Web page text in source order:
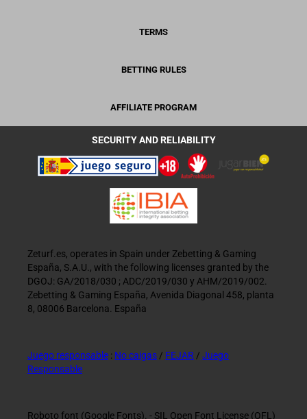
TERMS
BETTING RULES
AFFILIATE PROGRAM
SECURITY AND RELIABILITY
Zeturf.es, operates in Spain under Zebetting & Gaming
España, S.A.U., with the following licenses granted by the
DGOJ: GA/2018/030 ; ADC/2019/030 y AHM/2019/002.
Zebetting & Gaming España, Avenida Diagonal 458, planta
8, 08006 Barcelona. España
Juego responsable : No caigas / FEJAR / Juego
Responsable
Roboto font (Google Fonts). - SIL Open Font License (OFL)